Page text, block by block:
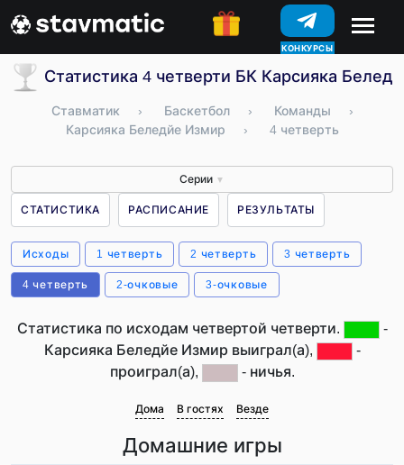
КОНКУРСЫ
Статистика 4 четверти БК Карсияка
Ставматик › Баскетбол › Команды
›
Карсияка Беледйе Измир
› 4 четверть
Серии ▼
СТАТИСТИКА РАСПИСАНИЕ РЕЗУЛЬТАТЫ
Исходы 1 четверть 2 четверть 3 четверть
4 четверть 2-очковые 3-очковые
Статистика по исходам четвертой четверти.
-
Карсияка Беледйе Измир выиграл(а),
-
проиграл(а),
- ничья.
Дома В гостях Везде
Домашние игры